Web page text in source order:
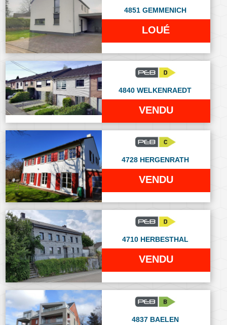
4851 GEMMENICH
LOUÉ
4840 WELKENRAEDT
VENDU
4728 HERGENRATH
VENDU
4710 HERBESTHAL
VENDU
4837 BAELEN